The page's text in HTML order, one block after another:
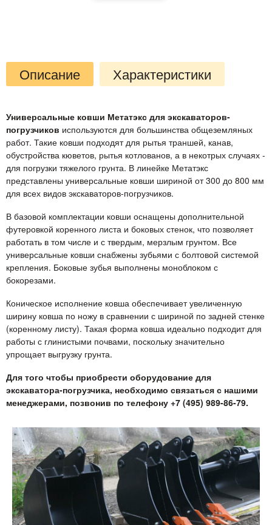
Описание Характеристики
Универсальные ковши Метатэкс для экскаваторов-
погрузчиков используются для большинства общеземляных
работ. Такие ковши подходят для рытья траншей, канав,
обустройства кюветов, рытья котлованов, а в некотрых случаях -
для погрузки тяжелого грунта. В линейке Метатэкс
представлены универсальные ковши шириной от 300 до 800 мм
для всех видов экскаваторов-погрузчиков.
В базовой комплектации ковши оснащены дополнительной
футеровкой коренного листа и боковых стенок, что позволяет
работать в том числе и с твердым, мерзлым грунтом. Все
универсальные ковши снабжены зубьями с болтовой системой
крепления. Боковые зубья выполнены моноблоком с
бокорезами.
Коническое исполнение ковша обеспечивает увеличенную
ширину ковша по ножу в сравнении с шириной по задней стенке
(коренному листу). Такая форма ковша идеально подходит для
работы с глинистыми почвами, поскольку значительно
упрощает выгрузку грунта.
Для того чтобы приобрести оборудование для
экскаватора-погрузчика, необходимо связаться с нашими
менеджерами, позвонив по телефону +7 (495) 989-86-79.